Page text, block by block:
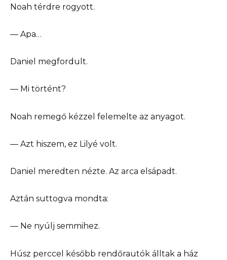
Noah térdre rogyott.
— Apa…
Daniel megfordult.
— Mi történt?
Noah remegő kézzel felemelte az anyagot.
— Azt hiszem, ez Lilyé volt.
Daniel meredten nézte. Az arca elsápadt.
Aztán suttogva mondta:
— Ne nyúlj semmihez.
Húsz perccel később rendőrautók álltak a ház